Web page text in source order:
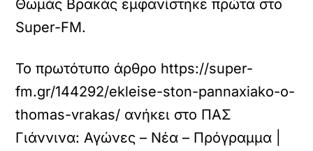
Θωμάς Βρακάς εμφανίστηκε πρώτα στο
Super-FM.
Το πρωτότυπο άρθρο https://super-
fm.gr/144292/ekleise-ston-pannaxiako-o-
thomas-vrakas/ ανήκει στο ΠΑΣ
Γιάννινα: Αγώνες – Νέα – Πρόγραμμα |